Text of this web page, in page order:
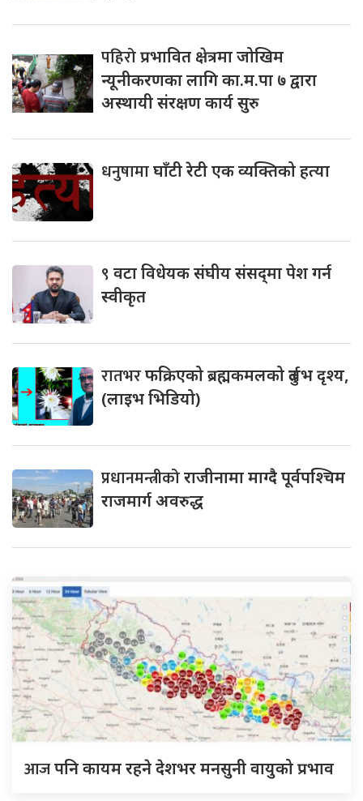
पहिरोप्रभावित क्षेत्रमा जोखिम
न्यूनीकरणका लागि का.म.पा ७ द्वारा
अस्थायी संरक्षण कार्य सुरु
धनुषामाघाँटी रेटी एक व्यक्तिको हत्या
९ वटा विधेयक संघीय संसद्‌मा पेश गर्न
स्वीकृत
रातभरफक्रिएको ब्रह्मकमलको दुर्लभ दृश्य,
(लाइभ भिडियो)
प्रधानमन्त्रीकोराजीनामा माग्दै पूर्वपश्चिम
राजमार्ग अवरुद्ध
आजपनि कायम रहने देशभर मनसुनी वायुको प्रभाव